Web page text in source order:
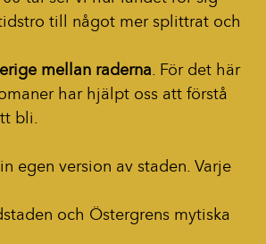
till något mer splittrat och
mellan raderna. För det här
har hjälpt oss att förstå
bli.
egen version av staden. Varje
och Östergrens mytiska